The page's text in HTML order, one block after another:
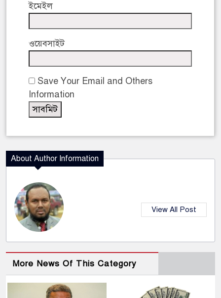
ইমেইল
ওয়েবসাইট
Save Your Email and Others
Information
About Author Information
View All Post
More News Of This Category